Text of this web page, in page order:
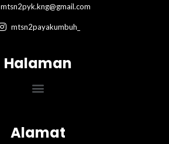
mtsn2pyk.kng@gmail.com
mtsn2payakumbuh_
Halaman
Menu
Alamat